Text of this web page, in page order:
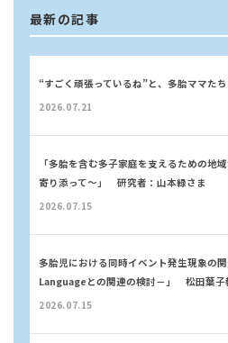
最新の記事
“すごく頑張っているね”と、多胎ママたち
2026.07.21
「多胎を含む多子家庭を支えるための地
寄り添って～」 研究者：山本緑さま
2026.07.15
多胎児における同時イベント発生現象の
Languageとの関連の検討－」 松田葉子
2026.07.15